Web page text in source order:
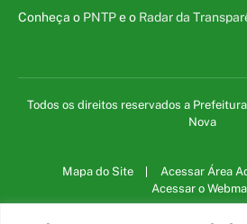
Conheça o PNTPe o Radar da
Todos os direitos reservados a
Nova
Mapa do Site
Acessar Área
Acessar o